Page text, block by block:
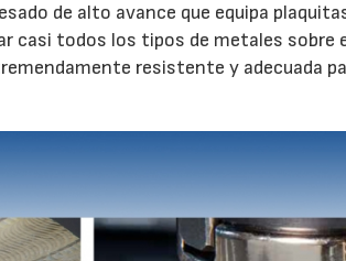
de alto avance que equipa
casi todos los tipos de metales sobre
resistente y adecuada